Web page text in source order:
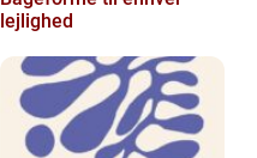
lejlighed